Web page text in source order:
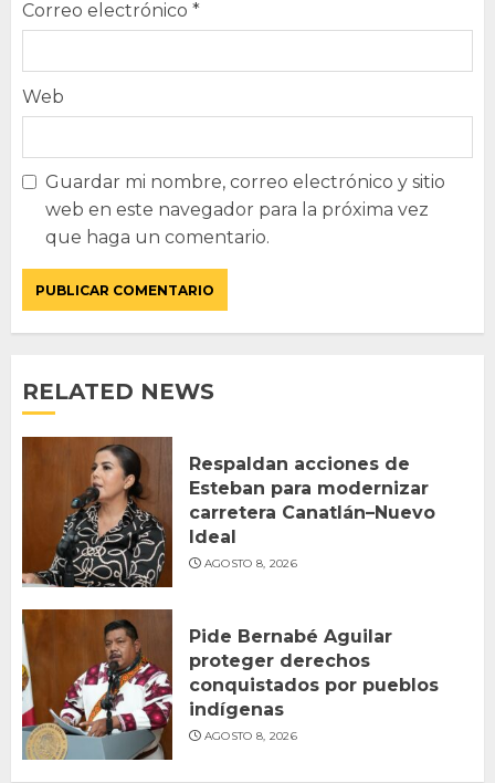
Correo electrónico *
Web
Guardar mi nombre, correo electrónico y sitio
web en este navegador para la próxima vez
que haga un comentario.
RELATED NEWS
Respaldan acciones de
Esteban para modernizar
carretera Canatlán–Nuevo
Ideal
AGOSTO 8, 2026
Pide Bernabé Aguilar
proteger derechos
conquistados por pueblos
indígenas
AGOSTO 8, 2026